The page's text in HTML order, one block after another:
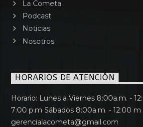
La Cometa
Podcast
Noticias
Nosotros
HORARIOS DE ATENCIÓN
Horario: Lunes a Viernes 8:00a.m. -
7:00 p.m Sábados 8:00a.m. - 12:00
gerencialacometa@gmail.com